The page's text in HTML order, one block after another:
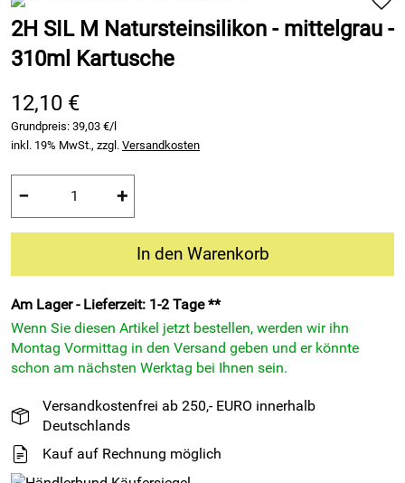
2H SIL M Natursteinsilikon - mittelgrau -
310ml Kartusche
12,10 €
Grundpreis: 39,03 €/l
inkl. 19% MwSt., zzgl. Versandkosten
− +
In den Warenkorb
Am Lager - Lieferzeit: 1-2 Tage **
Wenn Sie diesen Artikel jetzt bestellen, werden wir ihn
Montag Vormittag in den Versand geben und er könnte
schon am nächsten Werktag bei Ihnen sein.
Versandkostenfrei ab 250,- EURO innerhalb
Deutschlands
Kauf auf Rechnung möglich